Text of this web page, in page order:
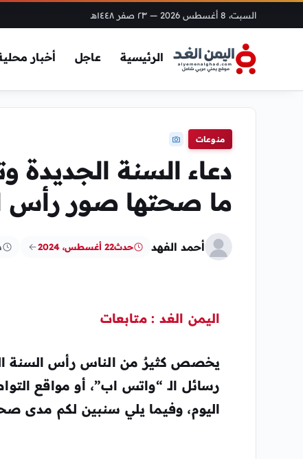
السبت، 8 أغسطس 2026 — ٢٣ صفر ١٤٤٨هـ
الرئيسية عاجل أخبار
منوعات
دعاء السنة الجديدة
ما صحتها صور رأس
أحمد الفهد حدث22 أغسطس، 2024
اليمن الغد : متابعات
يخصص كثيرٌ من الناس رأس السنة
رسائل الـ “واتس اب”، أو مواقع
اليوم، وفيما يلي سنبين لكم مدى